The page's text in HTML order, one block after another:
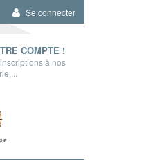
Se connecter
COMPTE !
à nos